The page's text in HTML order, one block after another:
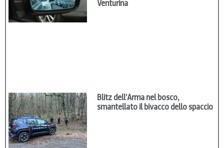
Venturina
Blitz dell’Arma nel bosco,
smantellato il bivacco dello spaccio